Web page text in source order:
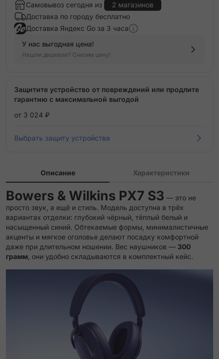
Самовывоз сегодня из
2 магазинов
Доставка по городу бесплатно
Доставка Яндекс Go за 3 часа
У нас выгодная цена!
Нашли дешевле? Снизим цену!
Защитите устройство от повреждений или продлите
гарантию с максимальной выгодой
от 3 024 ₽
Выбрать защиту устройства
Описание Характеристики
Bowers & Wilkins PX7 S3 — это не
просто звук, а ещё и стиль. Модель доступна в трёх
вариантах отделки: глубокий чёрный, тёплый белый и
насыщенный синий. Обтекаемые формы, минималистичные
акценты и мягкое оголовье делают посадку комфортной
даже при длительном ношении. Вес наушников — 300
грамм , они удобно складываются в комплектный кейс.